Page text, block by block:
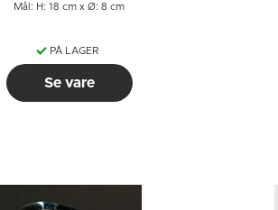
Mål: H: 18 cm x Ø: 8 cm
PÅ LAGER
Se vare